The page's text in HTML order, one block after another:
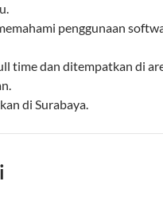
penggunaan
time dan ditempatkan di
di Surabaya.